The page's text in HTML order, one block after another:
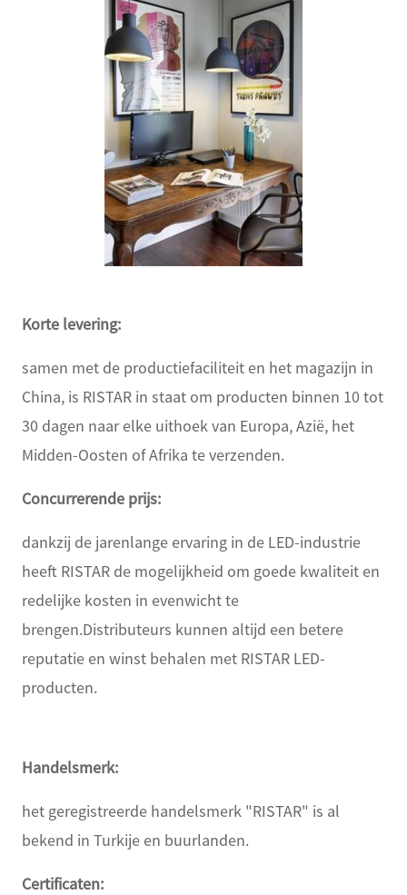
Korte levering:
samen met de productiefaciliteit en het magazijn in
China, is RISTAR in staat om producten binnen 10 tot
30 dagen naar elke uithoek van Europa, Azië, het
Midden-Oosten of Afrika te verzenden.
Concurrerende prijs:
dankzij de jarenlange ervaring in de LED-industrie
heeft RISTAR de mogelijkheid om goede kwaliteit en
redelijke kosten in evenwicht te
brengen.Distributeurs kunnen altijd een betere
reputatie en winst behalen met RISTAR LED-
producten.
Handelsmerk:
het geregistreerde handelsmerk "RISTAR" is al
bekend in Turkije en buurlanden.
Certificaten: